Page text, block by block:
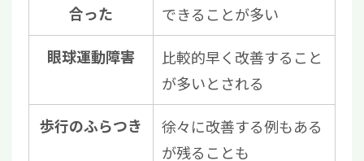
合った
できることが多い
眼球運動障害
比較的早く改善すること
が多いとされる
歩行のふらつき
徐々に改善する例もある
が残ることも